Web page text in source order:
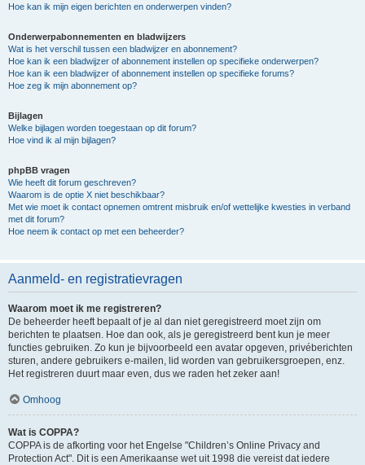
Hoe kan ik mijn eigen berichten en onderwerpen vinden?
Onderwerpabonnementen en bladwijzers
Wat is het verschil tussen een bladwijzer en abonnement?
Hoe kan ik een bladwijzer of abonnement instellen op specifieke onderwerpen?
Hoe kan ik een bladwijzer of abonnement instellen op specifieke forums?
Hoe zeg ik mijn abonnement op?
Bijlagen
Welke bijlagen worden toegestaan op dit forum?
Hoe vind ik al mijn bijlagen?
phpBB vragen
Wie heeft dit forum geschreven?
Waarom is de optie X niet beschikbaar?
Met wie moet ik contact opnemen omtrent misbruik en/of wettelijke kwesties in verband
met dit forum?
Hoe neem ik contact op met een beheerder?
Aanmeld- en registratievragen
Waarom moet ik me registreren?
De beheerder heeft bepaalt of je al dan niet geregistreerd moet zijn om
berichten te plaatsen. Hoe dan ook, als je geregistreerd bent kun je meer
functies gebruiken. Zo kun je bijvoorbeeld een avatar opgeven, privéberichten
sturen, andere gebruikers e-mailen, lid worden van gebruikersgroepen, enz.
Het registreren duurt maar even, dus we raden het zeker aan!
Omhoog
Wat is COPPA?
COPPA is de afkorting voor het Engelse "Children’s Online Privacy and
Protection Act". Dit is een Amerikaanse wet uit 1998 die vereist dat iedere